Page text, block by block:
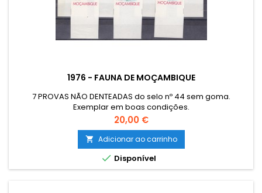
1976 - FAUNA DE MOÇAMBIQUE
7 PROVAS NÃO DENTEADAS do selo nº 44 sem goma.
Exemplar em boas condições.
Preço
20,00 €
 Adicionar ao carrinho
 Disponível